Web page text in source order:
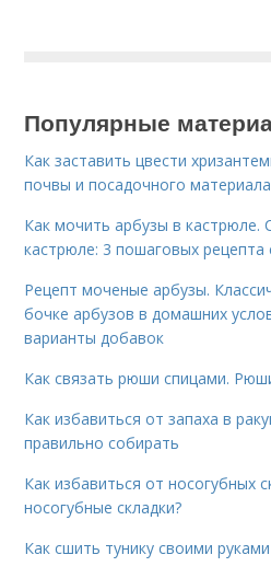
Популярные
Как заставить цвести
почвы и посадочного материала
Как мочить арбузы в кастрюле.
кастрюле: 3 пошаговых рецепта
Рецепт моченые арбузы.
бочке арбузов в домашних
варианты добавок
Как связать рюши спицами.
Как избавиться от запаха в
правильно собирать
Как избавиться от носогубных
носогубные складки?
Как сшить тунику своими